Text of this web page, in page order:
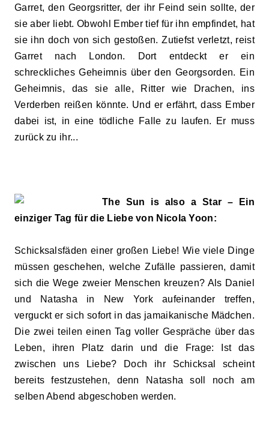
Garret, den Georgsritter, der ihr Feind sein sollte, der
sie aber liebt. Obwohl Ember tief für ihn empfindet, hat
sie ihn doch von sich gestoßen. Zutiefst verletzt, reist
Garret nach London. Dort entdeckt er ein
schreckliches Geheimnis über den Georgsorden. Ein
Geheimnis, das sie alle, Ritter wie Drachen, ins
Verderben reißen könnte. Und er erfährt, dass Ember
dabei ist, in eine tödliche Falle zu laufen. Er muss
zurück zu ihr...
The Sun is also a Star – Ein
einziger Tag für die Liebe von Nicola Yoon:
Schicksalsfäden einer großen Liebe! Wie viele Dinge
müssen geschehen, welche Zufälle passieren, damit
sich die Wege zweier Menschen kreuzen? Als Daniel
und Natasha in New York aufeinander treffen,
verguckt er sich sofort in das jamaikanische Mädchen.
Die zwei teilen einen Tag voller Gespräche über das
Leben, ihren Platz darin und die Frage: Ist das
zwischen uns Liebe? Doch ihr Schicksal scheint
bereits festzustehen, denn Natasha soll noch am
selben Abend abgeschoben werden.